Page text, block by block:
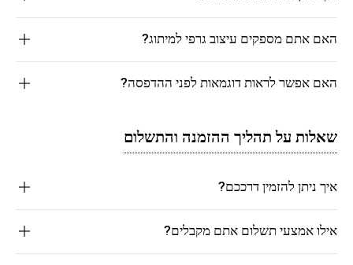
האם אתם מספקים עיצוב גרפי למיתוג?
האם אפשר לראות דוגמאות לפני ההדפסה?
שאלות על תהליך ההזמנה והתשלום
איך ניתן להזמין דרככם?
אילו אמצעי תשלום אתם מקבלים?